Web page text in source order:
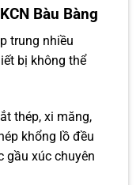
Bàu Bàng
trung nhiều
bị không thể
thép, xi măng,
khổng lồ đều
gầu xúc chuyên